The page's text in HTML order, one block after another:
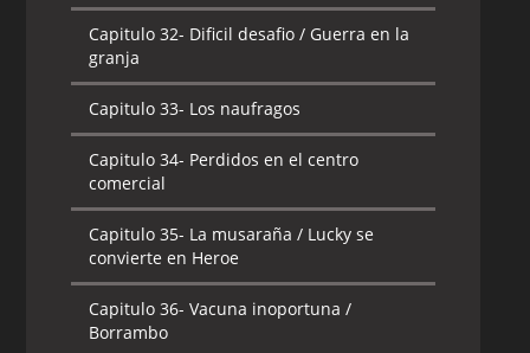
Capitulo 32- Dificil desafio / Guerra en la
granja
Capitulo 33- Los naufragos
Capitulo 34- Perdidos en el centro
comercial
Capitulo 35- La musaraña / Lucky se
convierte en Heroe
Capitulo 36- Vacuna inoportuna /
Borrambo